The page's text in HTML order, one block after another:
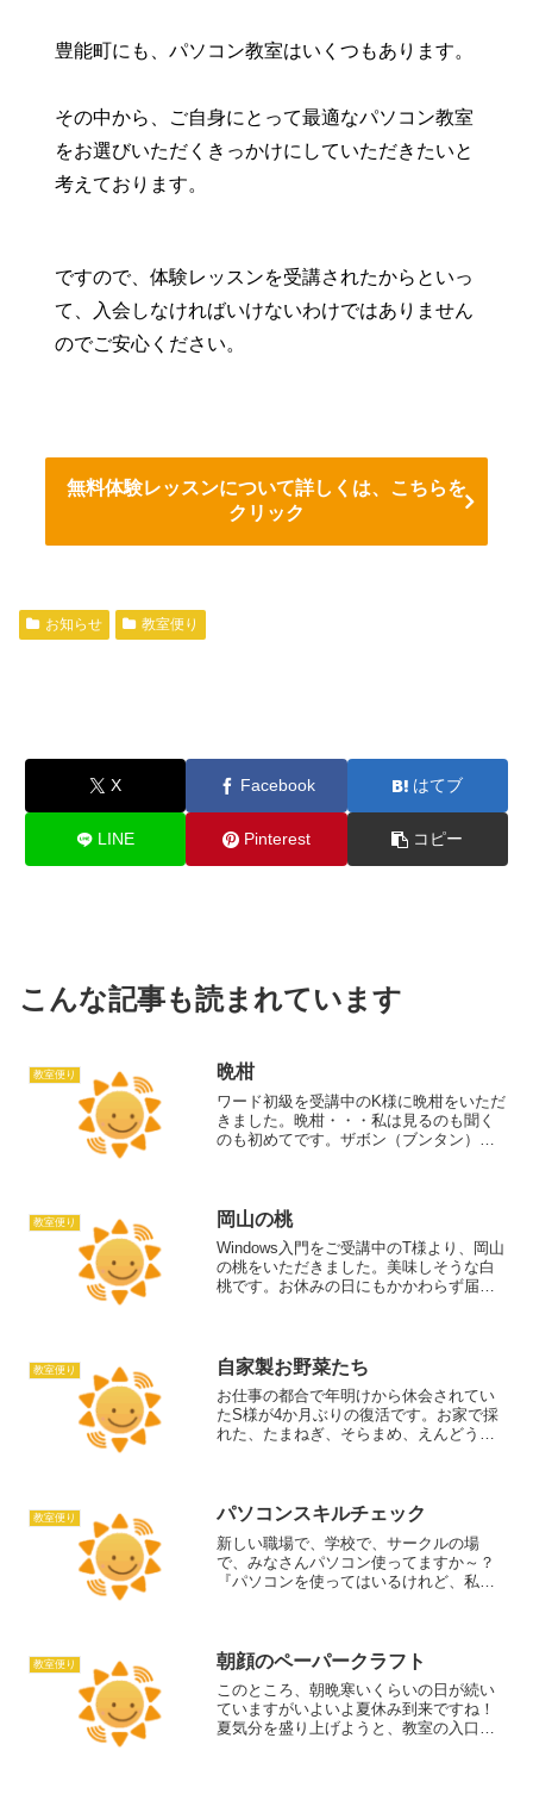
豊能町にも、パソコン教室はいくつもあります。
その中から、ご自身にとって最適なパソコン教室
をお選びいただくきっかけにしていただきたいと
考えております。
ですので、体験レッスンを受講されたからといっ
て、入会しなければいけないわけではありません
のでご安心ください。
無料体験レッスンについて詳しくは、こちらを
クリック
お知らせ 教室便り
X Facebook はてブ
LINE Pinterest コピー
こんな記事も読まれています
教室便り 晩柑
ワード初級を受講中のK様に晩柑をいただ
きました。晩柑・・・私は見るのも聞く
のも初めてです。ザボン（ブンタン）の
案内ハガキを作成を1...
教室便り 岡山の桃
Windows入門をご受講中のT様より、岡山
の桃をいただきました。美味しそうな白
桃です。お休みの日にもかかわらず届け
しゃっていまし...
教室便り 自家製お野菜たち
お仕事の都合で年明けから休会されてい
たS様が4か月ぶりの復活です。お家で採
れた、たまねぎ、そらまめ、えんどうま
ですが、豆ご飯にしてし...
教室便り パソコンスキルチェック
新しい職場で、学校で、サークルの場
で、みなさんパソコン使ってますか～？
『パソコンを使ってはいるけれど、私の
した。無料PCスキルチェックは、...
教室便り 朝顔のペーパークラフト
このところ、朝晩寒いくらいの日が続い
ていますがいよいよ夏休み到来ですね！
夏気分を盛り上げようと、教室の入口を